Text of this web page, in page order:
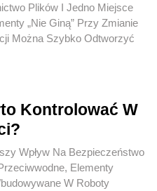
Plików I Jedno Miejsce
„nie Giną” Przy Zmianie
Można Szybko Odtworzyć
Kontrolować W
Wpływ Na Bezpieczeństwo
Elementy
W Roboty